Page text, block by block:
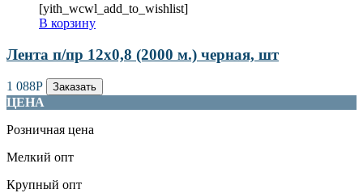
[yith_wcwl_add_to_wishlist]
В корзину
Лента п/пр 12х0,8 (2000 м.) черная, шт
1 088Р Заказать
ЦЕНА
Розничная цена
Мелкий опт
Крупный опт